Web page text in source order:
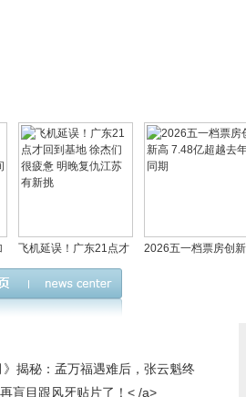
飞机延误！广东21点才
回到基地 徐杰们很疲惫
2026五一档票房创
》揭秘：孟万福遇难后，张云魁终
盲目跟风牙贴片了！< /a>